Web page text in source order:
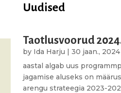
Uudised
Taotlusvoorud
by Ida Harju |30 jaan., 2024
aastal algab uus
jagamise aluseks on
arengu strateegia 2023-